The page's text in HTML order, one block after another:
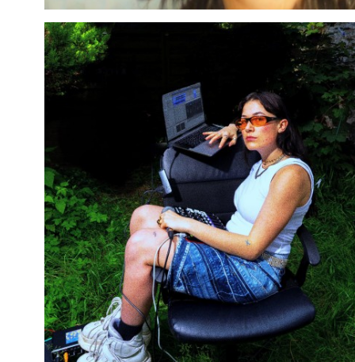
fait fit des frontières et invite à la transe. Empruntant autant à la
musique répétitive qu’à l’électro, l’indie pop ou le punk rock, la
proposition du duo explore un univers psychédélique à la fois
dense et minimaliste. Ses lignes de synthés hypnotiques, ses beats
électroniques, sa poésie nocturne (en français), sa basse fuzz et ses
filtres acides emportent le public dans un océan de boucles,
accostant parfois sur un banger à l’efficacité redoutable. Comme
un rejeton cosmique de Bitchin Bajas, Cyril Cyril, Chemical
Brothers, Suicide, Kasai All Star et Flipper, Yeux Nuit distille son
kraut-clubbing
en une constellation de points lumineux, comme
autant d’yeux qui nous regardent et nous éclairent dans la nuit.
COMMENT ME RENDRE AU
BOTANIQUE ?
EN TRANSPORTS EN COMMUN